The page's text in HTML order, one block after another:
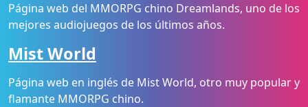
Página web del MMORPG chino Dreamlands, uno de los
mejores audiojuegos de los últimos años.
Mist World
Página web en inglés de Mist World, otro muy popular y
flamante MMORPG chino.